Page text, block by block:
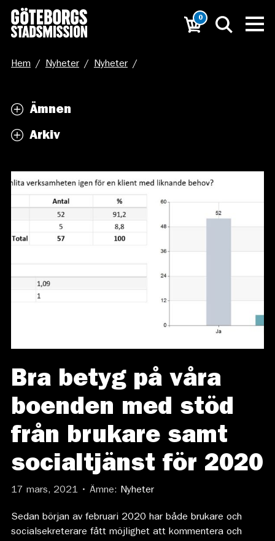
0
Hem / Nyheter / Nyheter /
Ämnen
Arkiv
Bra betyg på våra
boenden med stöd
från brukare samt
socialtjänst för 2020
17 mars, 2021 • Ämne: Nyheter
Sedan början av februari 2020 har både brukare och
socialsekreterare fått möjlighet att kommentera och